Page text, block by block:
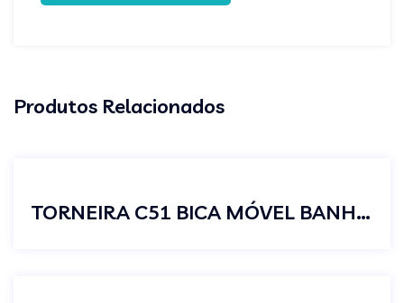
Produtos Relacionados
TORNEIRA C51 BICA MÓVEL BANHEIRO LAVATÓRIO JR 1/4 VOLTA